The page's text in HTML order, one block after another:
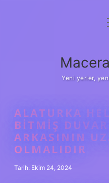
Yeni yerler,
ALATURKA
BITMIŞ
ARKASININ
OLMALIDIR
Tarih: Ekim 24, 2024